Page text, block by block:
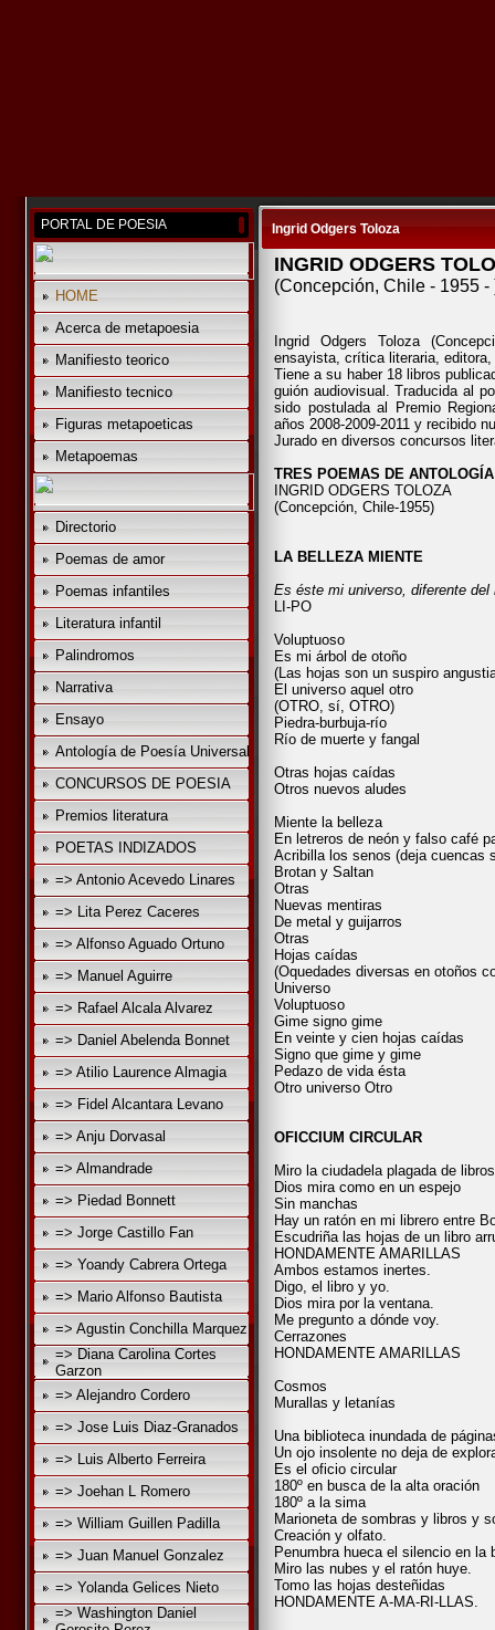
PORTAL DE POESIA
HOME
Acerca de metapoesia
Manifiesto teorico
Manifiesto tecnico
Figuras metapoeticas
Metapoemas
Directorio
Poemas de amor
Poemas infantiles
Literatura infantil
Palindromos
Narrativa
Ensayo
Antología de Poesía Universal
CONCURSOS DE POESIA
Premios literatura
POETAS INDIZADOS
=> Antonio Acevedo Linares
=> Lita Perez Caceres
=> Alfonso Aguado Ortuno
=> Manuel Aguirre
=> Rafael Alcala Alvarez
=> Daniel Abelenda Bonnet
=> Atilio Laurence Almagia
=> Fidel Alcantara Levano
=> Anju Dorvasal
=> Almandrade
=> Piedad Bonnett
=> Jorge Castillo Fan
=> Yoandy Cabrera Ortega
=> Mario Alfonso Bautista
=> Agustin Conchilla Marquez
=> Diana Carolina Cortes
Garzon
=> Alejandro Cordero
=> Jose Luis Diaz-Granados
=> Luis Alberto Ferreira
=> Joehan L Romero
=> William Guillen Padilla
=> Juan Manuel Gonzalez
=> Yolanda Gelices Nieto
=> Washington Daniel
Ingrid Odgers Toloza
INGRID ODGERS
(Concepción, Chile - 1955 -
Ingrid Odgers Toloza
ensayista, crítica literaria,
Tiene a su haber 18 libros
guión audiovisual. Traducida al
sido postulada al Premio
años 2008-2009-2011 y recibido
Jurado en diversos concursos
TRES POEMAS DE
INGRID ODGERS TOLOZA
(Concepción, Chile-1955)
LA BELLEZA MIENTE
Es éste mi universo, diferente del
LI-PO
Voluptuoso
Es mi árbol de otoño
(Las hojas son un suspiro
El universo aquel otro
(OTRO, sí, OTRO)
Piedra-burbuja-río
Río de muerte y fangal
Otras hojas caídas
Otros nuevos aludes
Miente la belleza
En letreros de neón y falso café
Acribilla los senos (deja cuencas
Brotan y Saltan
Otras
Nuevas mentiras
De metal y guijarros
Otras
Hojas caídas
(Oquedades diversas en otoños
Universo
Voluptuoso
Gime signo gime
En veinte y cien hojas caídas
Signo que gime y gime
Pedazo de vida ésta
Otro universo Otro
OFICCIUM CIRCULAR
Miro la ciudadela plagada de
Dios mira como en un espejo
Sin manchas
Hay un ratón en mi librero entre
Escudriña las hojas de un libro
HONDAMENTE AMARILLAS
Ambos estamos inertes.
Digo, el libro y yo.
Dios mira por la ventana.
Me pregunto a dónde voy.
Cerrazones
HONDAMENTE AMARILLAS
Cosmos
Murallas y letanías
Una biblioteca inundada de
Un ojo insolente no deja de
Es el oficio circular
180º en busca de la alta oración
180º a la sima
Marioneta de sombras y libros y
Creación y olfato.
Penumbra hueca el silencio en la
Miro las nubes y el ratón huye.
Tomo las hojas desteñidas
HONDAMENTE A-MA-RI-LLAS.